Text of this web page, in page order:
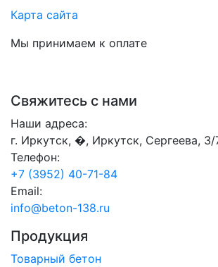
Карта сайта
Мы принимаем к оплате
Свяжитесь с нами
Наши адреса:
г. Иркутск, �, Иркутск, Сергеева, 3/
Телефон:
+7 (3952) 40-71-84
Email:
info@beton-138.ru
Продукция
Товарный бетон